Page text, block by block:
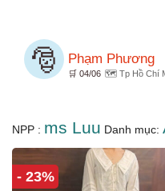
🎅 Phạm Phương
🛒 04/06 🗺️ Tp Hồ Chí
NPP : ms Luu Danh mục:
- 23%